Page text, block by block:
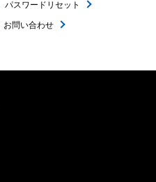
パスワードリセット
お問い合わせ